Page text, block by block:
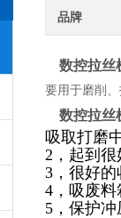
品牌
数控拉丝
要用于磨削
数控拉丝
吸取打磨
2，起到
3，很好
4，吸废
5，保护